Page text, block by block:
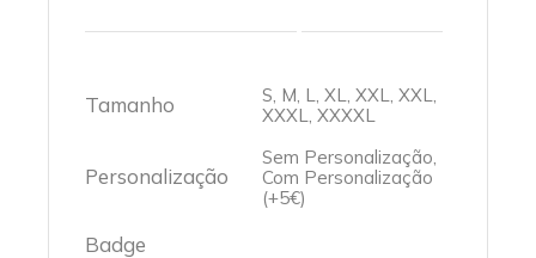
Tamanho
S, M, L, XL, XXL, XXL,
XXXL, XXXXL
Personalização
Sem Personalização,
Com Personalização
(+5€)
Badge